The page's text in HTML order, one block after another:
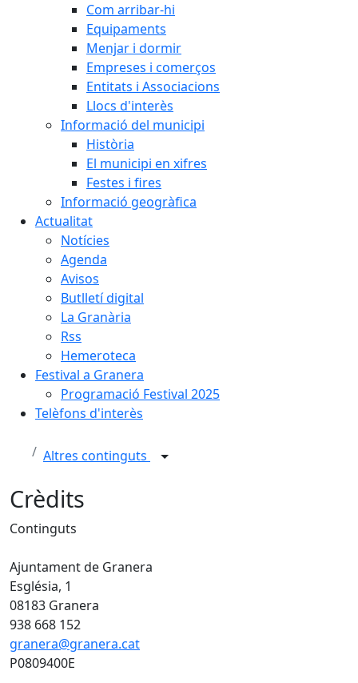
Com arribar-hi
Equipaments
Menjar i dormir
Empreses i comerços
Entitats i Associacions
Llocs d'interès
Informació del municipi
Història
El municipi en xifres
Festes i fires
Informació geogràfica
Actualitat
Notícies
Agenda
Avisos
Butlletí digital
La Granària
Rss
Hemeroteca
Festival a Granera
Programació Festival 2025
Telèfons d'interès
Altres continguts
Crèdits
Continguts
Ajuntament de Granera
Església, 1
08183 Granera
938 668 152
granera@granera.cat
P0809400E